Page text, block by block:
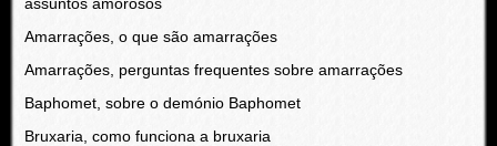
Amarrações, o que são amarrações
Amarrações, perguntas frequentes sobre amarrações
Baphomet, sobre o demónio Baphomet
Bruxaria, como funciona a bruxaria